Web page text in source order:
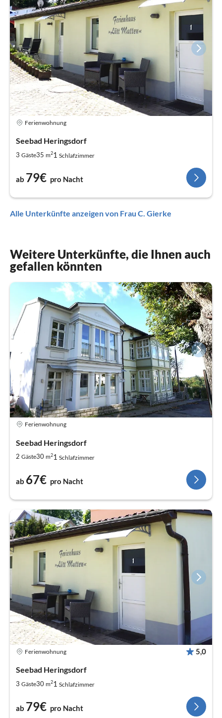
Ferienwohnung
Seebad Heringsdorf
3 Gäste35 m21 Schlafzimmer
ab 79€ pro Nacht
Alle Unterkünfte anzeigen von Frau C. Gierke
Weitere Unterkünfte, die Ihnen auch
gefallen könnten
Ferienwohnung
Seebad Heringsdorf
2 Gäste30 m21 Schlafzimmer
ab 67€ pro Nacht
Ferienwohnung 5,0
Seebad Heringsdorf
3 Gäste30 m21 Schlafzimmer
ab 79€ pro Nacht